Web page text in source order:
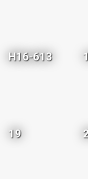
H16-613
19